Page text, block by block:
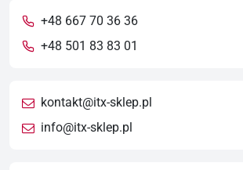
+48 667 70 36 36
+48 501 83 83 01
kontakt@itx-sklep.pl
info@itx-sklep.pl